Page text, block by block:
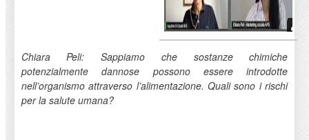
Chiara Peli: Sappiamo che sostanze chimiche
potenzialmente dannose possono essere introdotte
nell’organismo attraverso l’alimentazione. Quali sono i rischi
per la salute umana?